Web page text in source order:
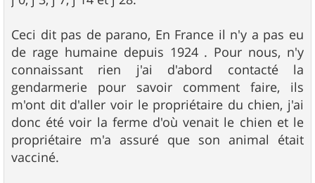
Ceci dit pas de parano, En France il n'y a pas eu
de rage humaine depuis 1924 . Pour nous, n'y
connaissant rien j'ai d'abord contacté la
gendarmerie pour savoir comment faire, ils
m'ont dit d'aller voir le propriétaire du chien, j'ai
donc été voir la ferme d'où venait le chien et le
propriétaire m'a assuré que son animal était
vacciné.